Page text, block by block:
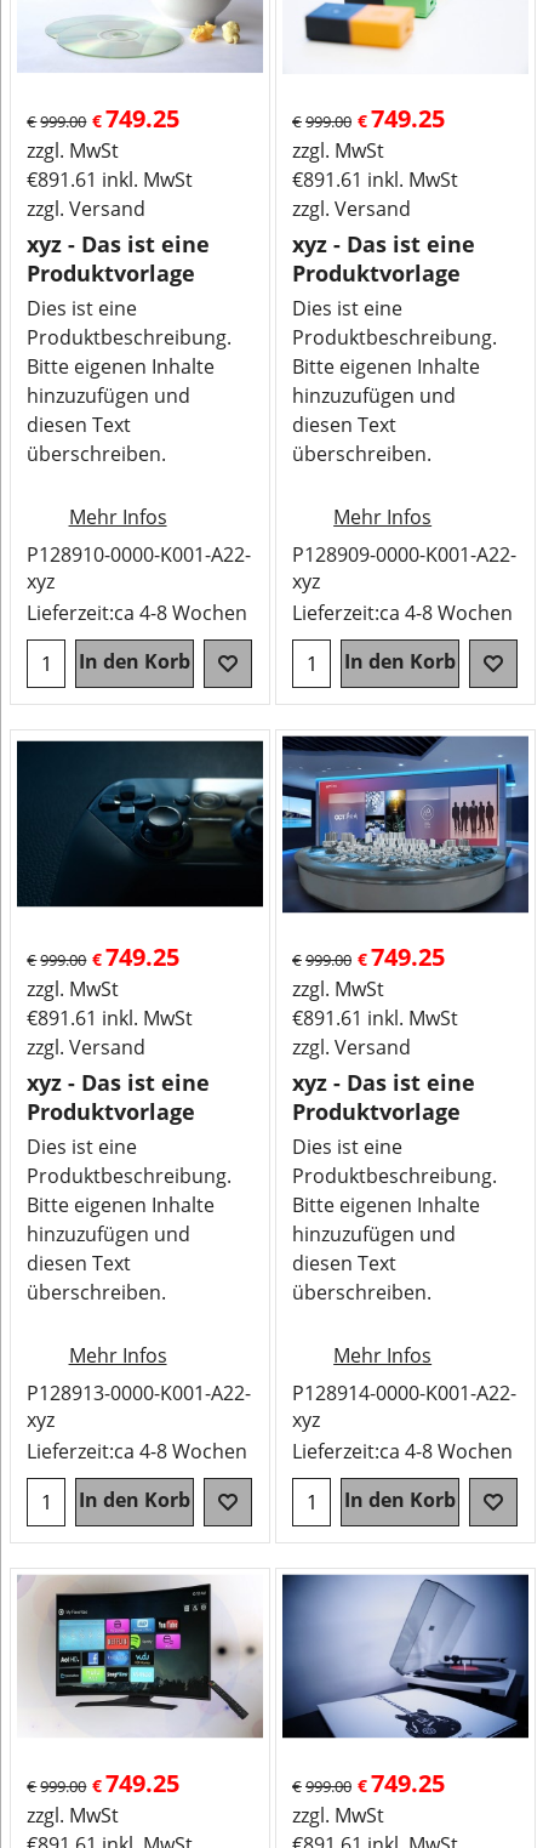
€999.00 €749.25
zzgl. MwSt
€891.61 inkl. MwSt
zzgl. Versand
xyz - Das ist eine
Produktvorlage
Dies ist eine
Produktbeschreibung.
Bitte eigenen Inhalte
hinzuzufügen und
diesen Text
überschreiben.
Mehr Infos
P128910-0000-K001-A22-
xyz
Lieferzeit:ca 4-8 Wochen
In den Korb
€999.00 €749.25
zzgl. MwSt
€891.61 inkl. MwSt
zzgl. Versand
xyz - Das ist eine
Produktvorlage
Dies ist eine
Produktbeschreibung.
Bitte eigenen Inhalte
hinzuzufügen und
diesen Text
überschreiben.
Mehr Infos
P128909-0000-K001-A22-
xyz
Lieferzeit:ca 4-8 Wochen
In den Korb
€999.00 €749.25
zzgl. MwSt
€891.61 inkl. MwSt
zzgl. Versand
xyz - Das ist eine
Produktvorlage
Dies ist eine
Produktbeschreibung.
Bitte eigenen Inhalte
hinzuzufügen und
diesen Text
überschreiben.
Mehr Infos
P128913-0000-K001-A22-
xyz
Lieferzeit:ca 4-8 Wochen
In den Korb
€999.00 €749.25
zzgl. MwSt
€891.61 inkl. MwSt
zzgl. Versand
xyz - Das ist eine
Produktvorlage
Dies ist eine
Produktbeschreibung.
Bitte eigenen Inhalte
hinzuzufügen und
diesen Text
überschreiben.
Mehr Infos
P128914-0000-K001-A22-
xyz
Lieferzeit:ca 4-8 Wochen
In den Korb
€999.00 €749.25
zzgl. MwSt
€999.00 €749.25
zzgl. MwSt